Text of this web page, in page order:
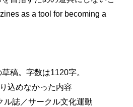
as a tool for becoming a
稿。字数は1120字。
込めなかった内容
ル誌／サークル文化運動